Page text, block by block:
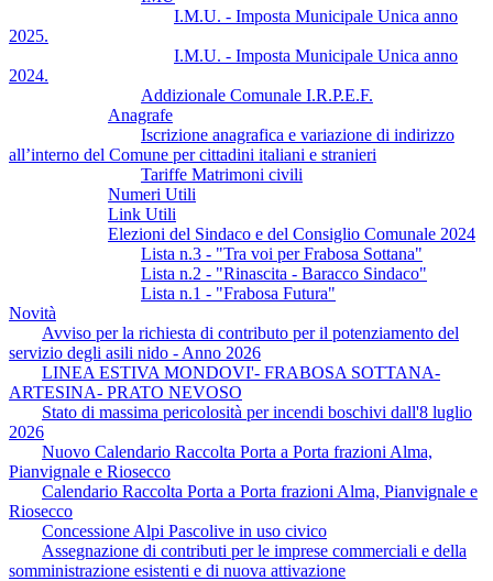
I.M.U. - Imposta Municipale Unica anno
2025.
I.M.U. - Imposta Municipale Unica anno
2024.
Addizionale Comunale I.R.P.E.F.
Anagrafe
Iscrizione anagrafica e variazione di indirizzo
all’interno del Comune per cittadini italiani e stranieri
Tariffe Matrimoni civili
Numeri Utili
Link Utili
Elezioni del Sindaco e del Consiglio Comunale 2024
Lista n.3 - "Tra voi per Frabosa Sottana"
Lista n.2 - "Rinascita - Baracco Sindaco"
Lista n.1 - "Frabosa Futura"
Novità
Avviso per la richiesta di contributo per il potenziamento del
servizio degli asili nido - Anno 2026
LINEA ESTIVA MONDOVI'- FRABOSA SOTTANA-
ARTESINA- PRATO NEVOSO
Stato di massima pericolosità per incendi boschivi dall'8 luglio
2026
Nuovo Calendario Raccolta Porta a Porta frazioni Alma,
Pianvignale e Riosecco
Calendario Raccolta Porta a Porta frazioni Alma, Pianvignale e
Riosecco
Concessione Alpi Pascolive in uso civico
Assegnazione di contributi per le imprese commerciali e della
somministrazione esistenti e di nuova attivazione